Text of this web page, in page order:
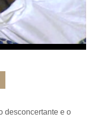
desconcertante e o